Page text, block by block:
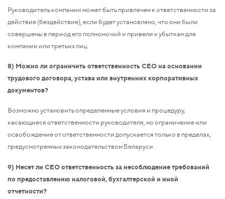
Руководитель компании может быть привлечен к ответственности за
действия (бездействие), если будет установлено, что они были
совершены в период его полномочий и привели к убыткам для
компании или третьих лиц.
8) Можно ли ограничить ответственность CEO на основании
трудового договора, устава или внутренних корпоративных
документов?
Возможно установить определенные условия и процедуру,
касающиеся ответственности руководителя, но ограничение или
освобождение от ответственности допускается только в пределах,
предусмотренных законодательством Беларуси.
9) Несет ли CEO ответственность за несоблюдение требований
по предоставлению налоговой, бухгалтерской и иной
отчетности?